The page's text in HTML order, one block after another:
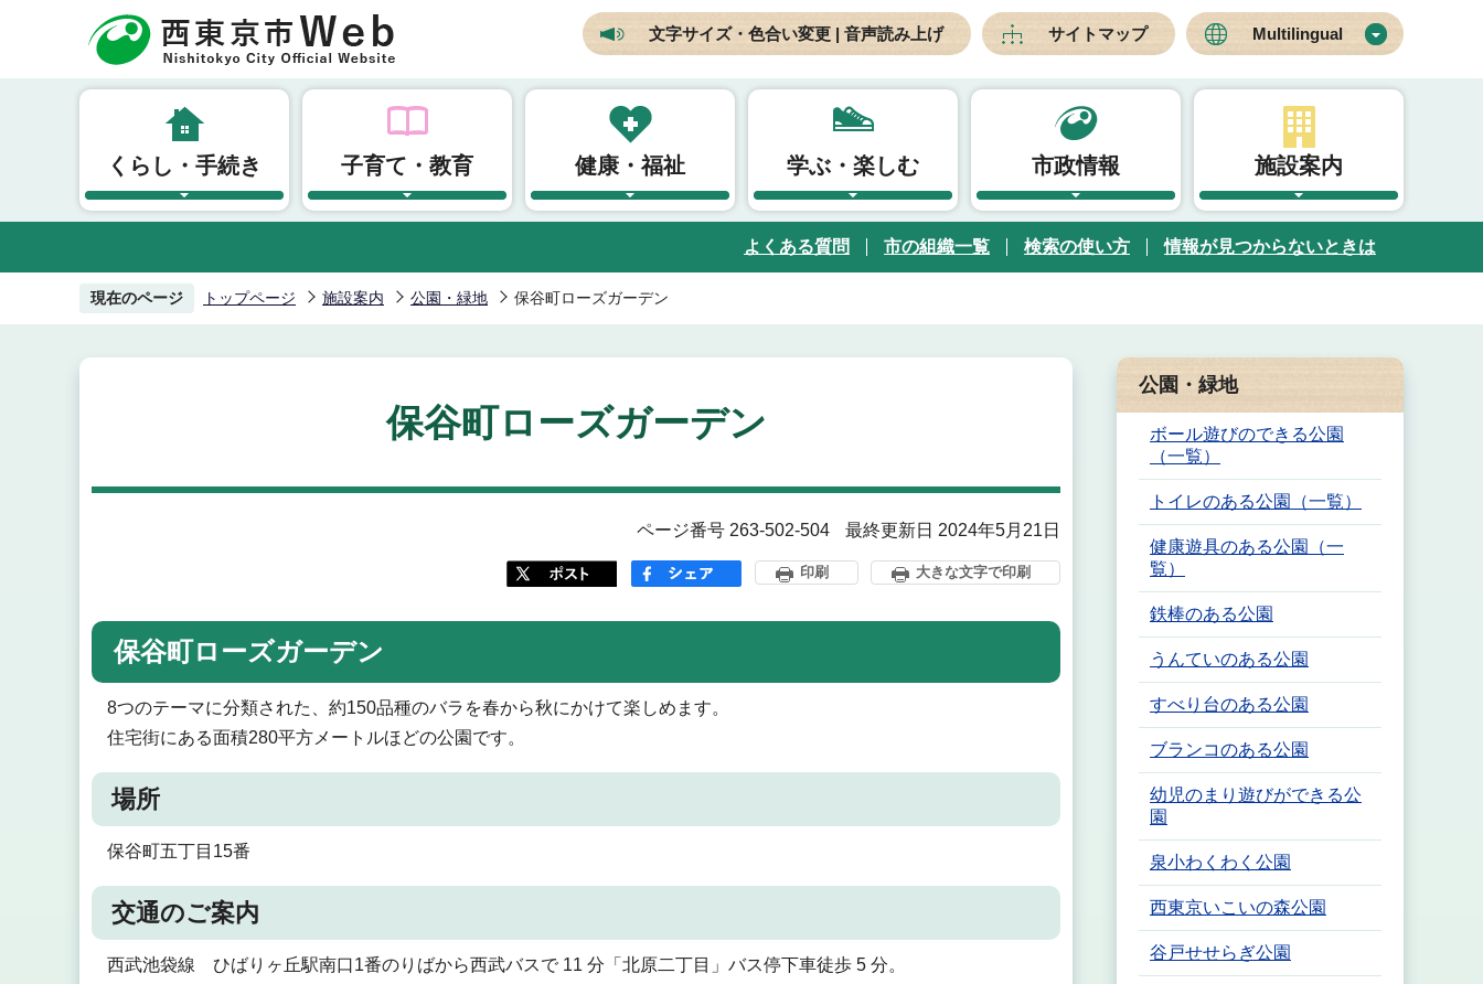
頭
文字サイズ・色合い変更 | 音声読み上げ サイトマップ Multilingual
くらし・手続き 子育て・教育 健康・福祉 学ぶ・楽しむ 市政情報 施設案内
よくある質問 市の組織一覧 検索の使い方 情報が見つからないときは
現在のページ トップページ 施設案内 公園・緑地 保谷町ローズガーデン
保谷町ローズガーデン
ページ番号 263-502-504 最終更新日 2024年5月21日
印刷 大きな文字で印刷
保谷町ローズガーデン
8つのテーマに分類された、約150品種のバラを春から秋にかけて楽しめます。
住宅街にある面積280平方メートルほどの公園です。
場所
保谷町五丁目15番
交通のご案内
西武池袋線 ひばりヶ丘駅南口1番のりばから西武バスで 11 分「北原二丁目」バス停下車徒歩 5 分。
公園・緑地
ボール遊びのできる公園
（一覧）
トイレのある公園（一覧）
健康遊具のある公園（一
覧）
鉄棒のある公園
うんていのある公園
すべり台のある公園
ブランコのある公園
幼児のまり遊びができる公
園
泉小わくわく公園
西東京いこいの森公園
谷戸せせらぎ公園